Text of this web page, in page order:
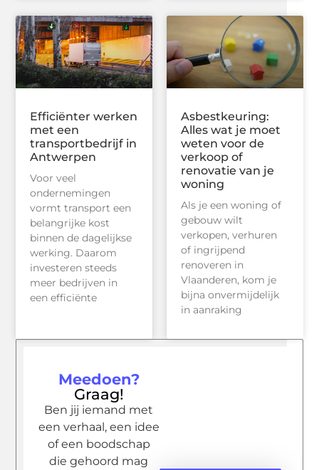
Efficiënter werken
met een
transportbedrijf in
Antwerpen
Voor veel
ondernemingen
vormt transport een
belangrijke kost
binnen de dagelijkse
werking. Daarom
investeren steeds
meer bedrijven in
een efficiënte
Asbestkeuring:
Alles wat je moet
weten voor de
verkoop of
renovatie van je
woning
Als je een woning of
gebouw wilt
verkopen, verhuren
of ingrijpend
renoveren in
Vlaanderen, kom je
bijna onvermijdelijk
in aanraking
Meedoen?
Graag!
Ben jij iemand met
een verhaal, een idee
of een boodschap
die gehoord mag